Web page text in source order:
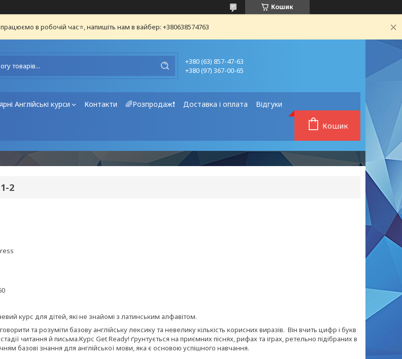
Кошик
в робочій час⭐, напишіть нам в вайбер: +380638574763
+380 (63) 857-47-63
+380 (97) 367-00-65
Англійські курси Контакти 🌈Розпродаж❗ Доставка і оплата Відгуки
Кошик
2
курс для дітей, які не знайомі з латинським алфавітом.
та розуміти базову англійську лексику та невелику кількість корисних виразів. Він вчить цифр і букв
читання й письма.Курс Get Ready! ґрунтується на приємних піснях, рифах та іграх, ретельно підібраних в
базові знання для англійської мови, яка є основою успішного навчання.